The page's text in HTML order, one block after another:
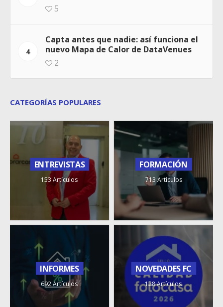
5
4
Capta antes que nadie: así funciona el
nuevo Mapa de Calor de DataVenues
2
CATEGORÍAS POPULARES
ENTREVISTAS
153 Artículos
FORMACIÓN
713 Artículos
INFORMES
692 Artículos
NOVEDADES FC
128 Artículos